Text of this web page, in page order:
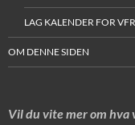
LAG KALENDER FOR
OM DENNE SIDEN
Vil du vite mer om hva